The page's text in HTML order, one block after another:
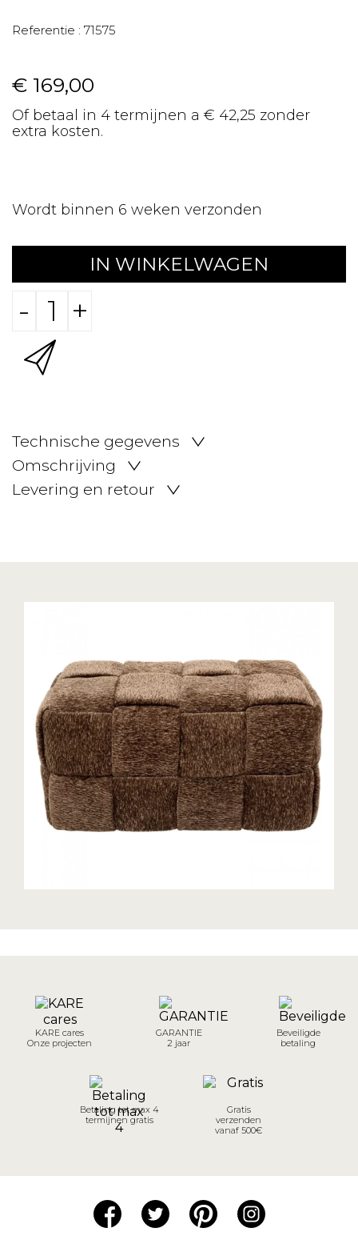
Referentie : 71575
€ 169,00
Of betaal in 4 termijnen a € 42,25 zonder
extra kosten.
Wordt binnen 6 weken verzonden
IN WINKELWAGEN
- +
Technische gegevens
Omschrijving
Levering en retour
KARE cares
Onze projecten
GARANTIE
2 jaar
Beveiligde
betaling
Betaling tot max 4
termijnen gratis
Gratis
verzenden
vanaf 500€